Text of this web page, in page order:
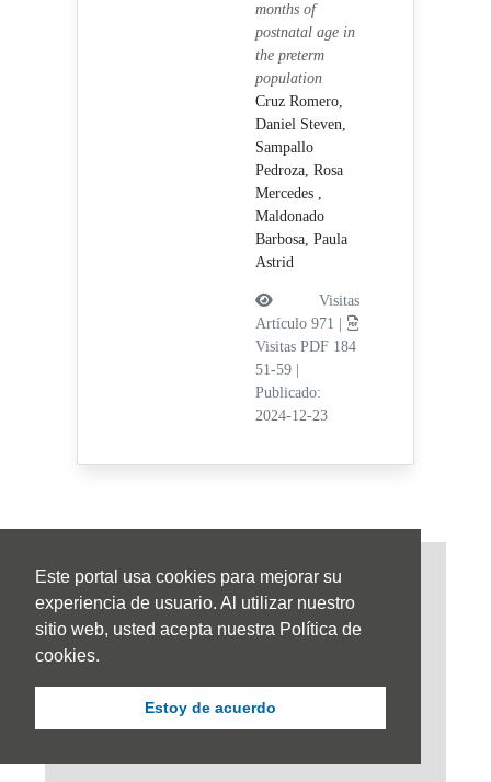
Este portal usa cookies para mejorar su
experiencia de usuario. Al utilizar nuestro
sitio web, usted acepta nuestra Política de
cookies.
Estoy de acuerdo
months of
postnatal age in
the preterm
population
Cruz Romero,
Daniel Steven,
Sampallo
Pedroza, Rosa
Mercedes ,
Maldonado
Barbosa, Paula
Astrid
Visitas
Artículo 971 |
Visitas PDF 184
51-59
Publicado:
2024-12-23